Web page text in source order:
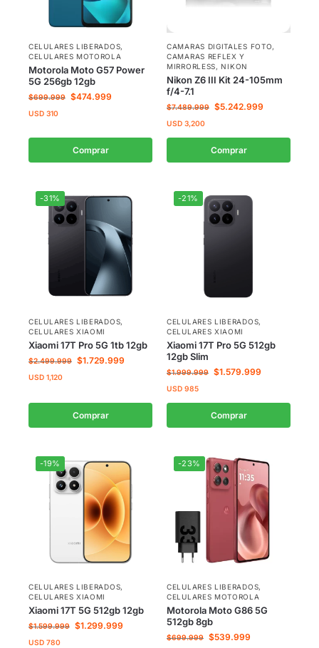
CELULARES LIBERADOS,
CELULARES MOTOROLA
Motorola Moto G57 Power
5G 256gb 12gb
$699.999 $474.999
USD 310
Comprar
CAMARAS DIGITALES FOTO,
CAMARAS REFLEX Y
MIRRORLESS,NIKON
Nikon Z6 III Kit 24-105mm
f/4-7.1
$7.489.999 $5.242.999
USD 3,200
Comprar
-31%
CELULARES LIBERADOS,
CELULARES XIAOMI
Xiaomi 17T Pro 5G 1tb 12gb
$2.499.999 $1.729.999
USD 1,120
Comprar
-21%
CELULARES LIBERADOS,
CELULARES XIAOMI
Xiaomi 17T Pro 5G 512gb
12gb Slim
$1.999.999 $1.579.999
USD 985
Comprar
-19%
CELULARES LIBERADOS,
CELULARES XIAOMI
Xiaomi 17T 5G 512gb 12gb
$1.599.999 $1.299.999
USD 780
-23%
CELULARES LIBERADOS,
CELULARES MOTOROLA
Motorola Moto G86 5G
512gb 8gb
$699.999 $539.999